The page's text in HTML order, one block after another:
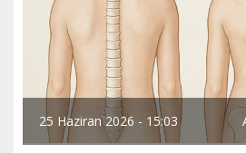
25 Haziran 2026 - 15:03